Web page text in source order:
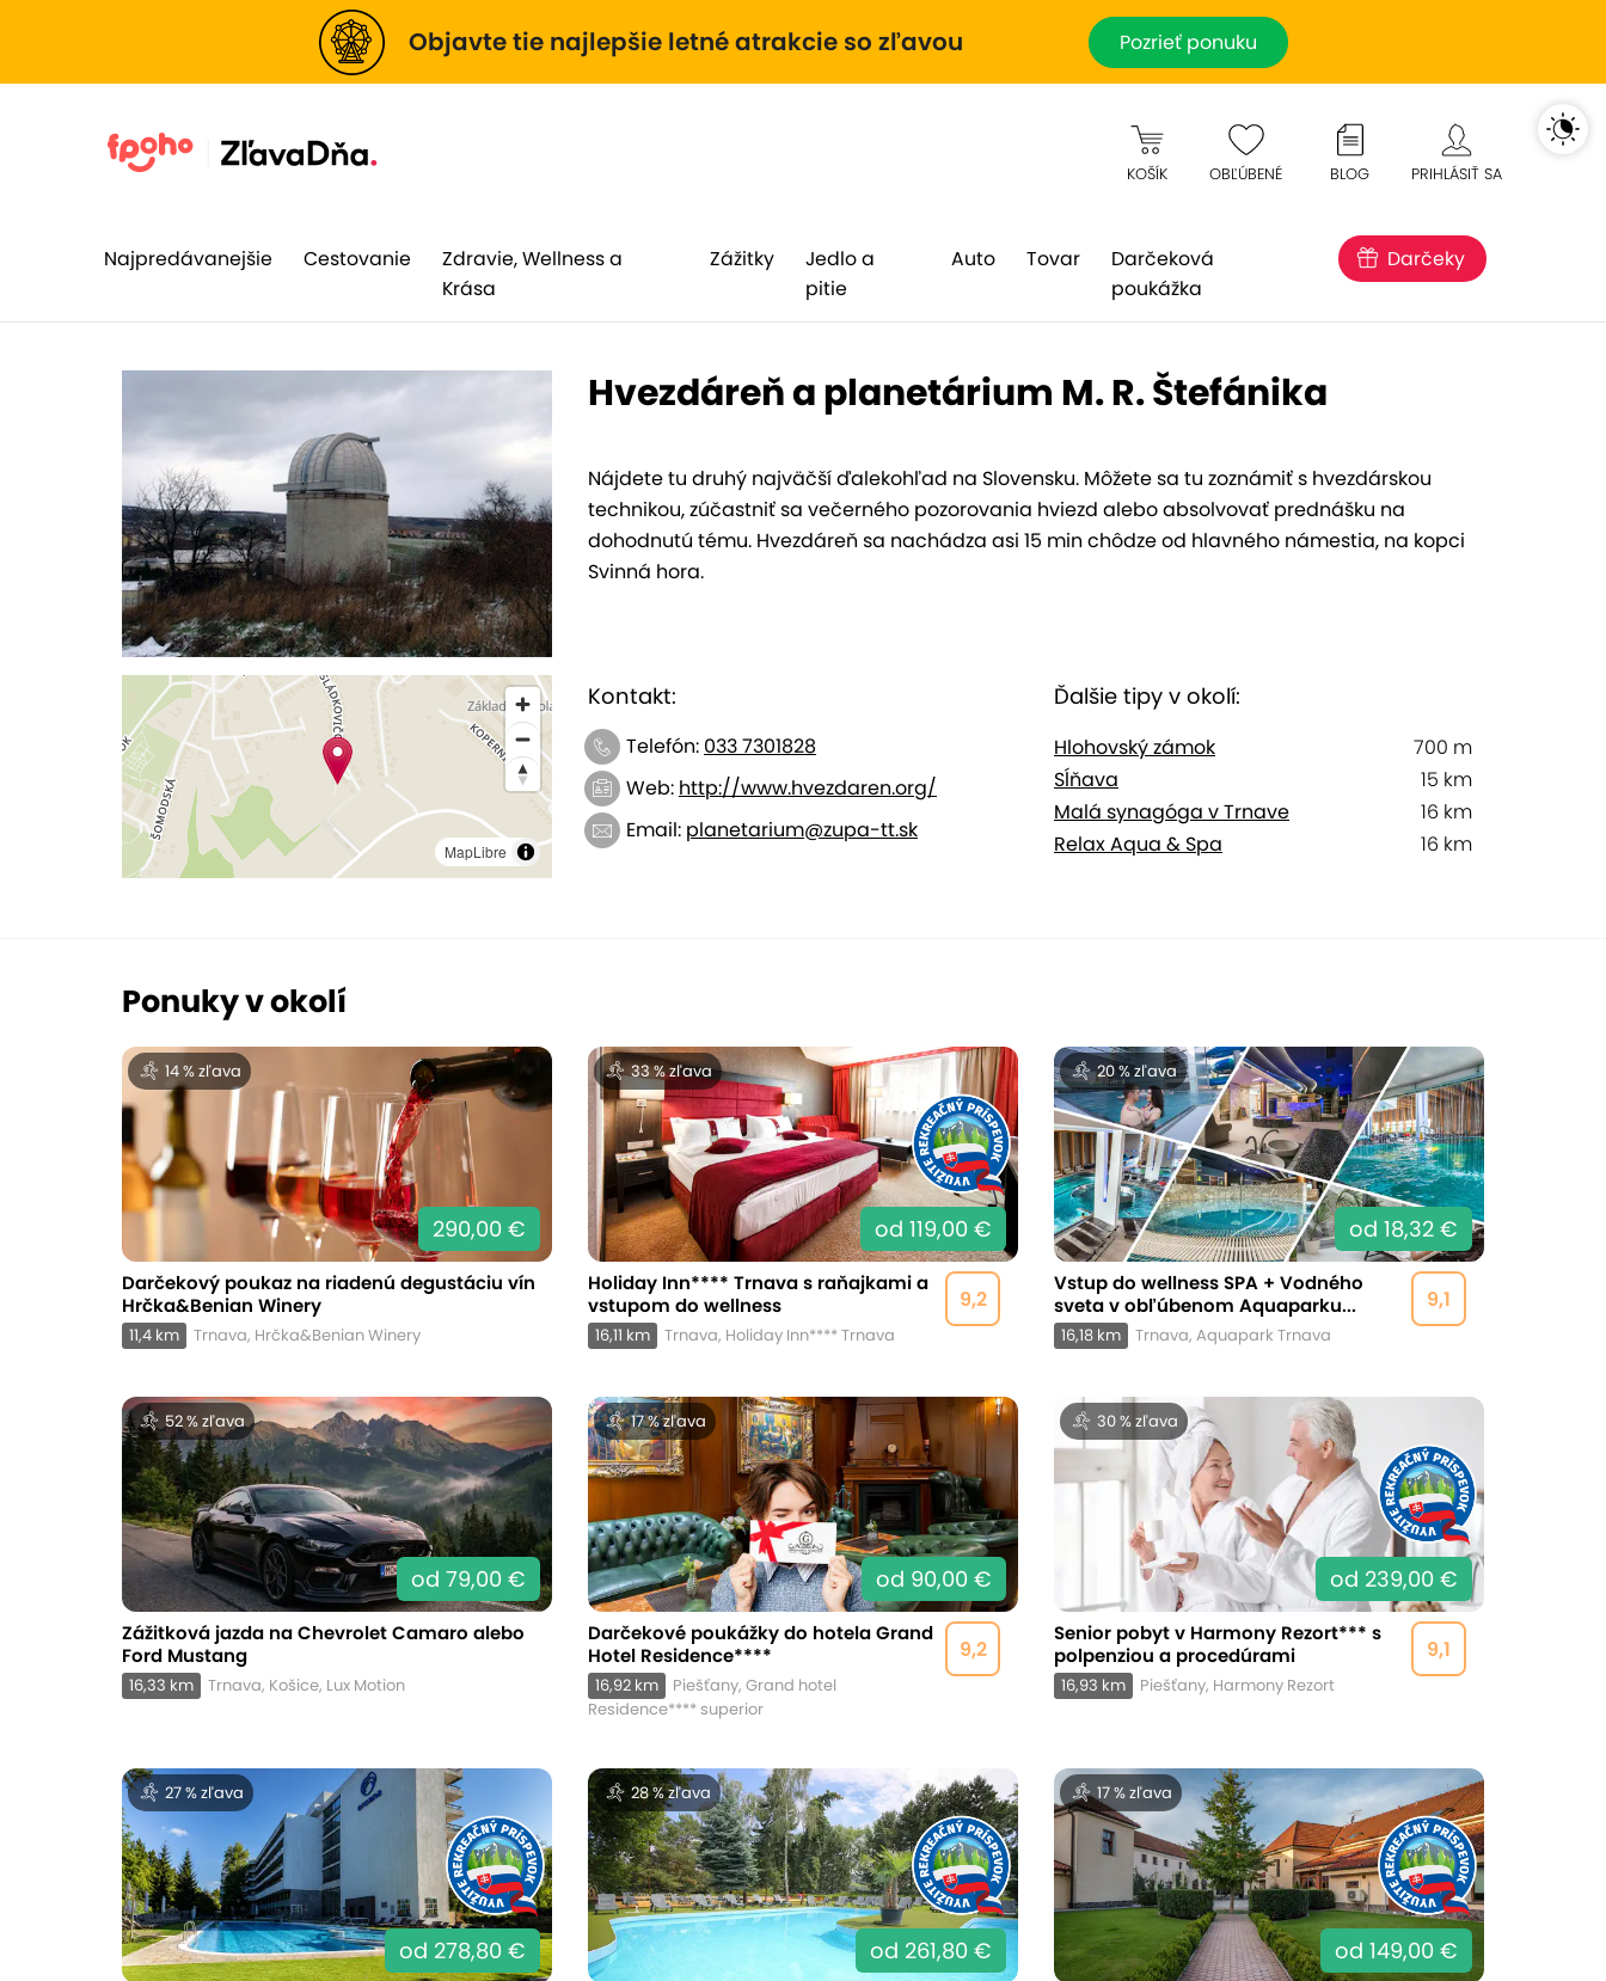
Objavte tie najlepšie letné atrakcie so zľavou Pozrieť ponuku
KOŠÍK OBĽÚBENÉ BLOG PRIHLÁSIŤ SA
Najpredávanejšie Cestovanie
Zdravie, Wellness a
Krása
Zážitky
Jedlo a
pitie
Auto Tovar
Darčeková
poukážka
Darčeky
Hvezdáreň a planetárium M. R. Štefánika
Nájdete tu druhý najväčší ďalekohľad na Slovensku. Môžete sa tu zoznámiť s hvezdárskou
technikou, zúčastniť sa večerného pozorovania hviezd alebo absolvovať prednášku na
dohodnutú tému. Hvezdáreň sa nachádza asi 15 min chôdze od hlavného námestia, na kopci
Svinná hora.
MapLibre
Kontakt:
Telefón: 033 7301828
Web: http://www.hvezdaren.org/
Email: planetarium@zupa-tt.sk
Ďalšie tipy v okolí:
700 m
Hlohovský zámok
15 km
Sĺňava
16 km
Malá synagóga v Trnave
16 km
Relax Aqua & Spa
Ponuky v okolí
14 % zľava
290,00 €
Darčekový poukaz na riadenú degustáciu vín
Hrčka&Benian Winery
11,4 km Trnava, Hrčka&Benian Winery
33 % zľava
od 119,00 €
9,2
Holiday Inn**** Trnava s raňajkami a
vstupom do wellness
16,11 km Trnava, Holiday Inn**** Trnava
20 % zľava
od 18,32 €
9,1
Vstup do wellness SPA + Vodného
sveta v obľúbenom Aquaparku...
16,18 km Trnava, Aquapark Trnava
52 % zľava
od 79,00 €
Zážitková jazda na Chevrolet Camaro alebo
Ford Mustang
16,33 km Trnava, Košice, Lux Motion
17 % zľava
od 90,00 €
9,2
Darčekové poukážky do hotela Grand
Hotel Residence****
16,92 km
Piešťany, Grand hotel
Residence**** superior
30 % zľava
od 239,00 €
9,1
Senior pobyt v Harmony Rezort*** s
polpenziou a procedúrami
16,93 km Piešťany, Harmony Rezort
27 % zľava
od 278,80 €
28 % zľava
od 261,80 €
17 % zľava
od 149,00 €